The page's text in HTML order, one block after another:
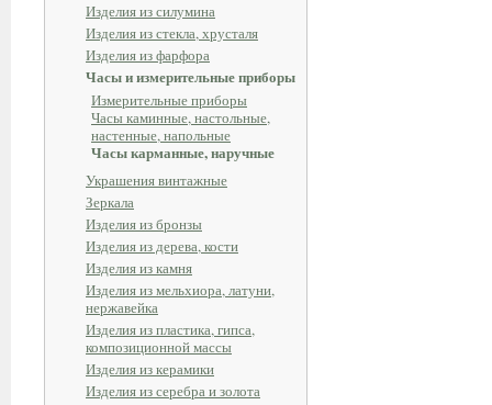
Изделия из силумина
Изделия из стекла, хрусталя
Изделия из фарфора
Часы и измерительные приборы
Измерительные приборы
Часы каминные, настольные,
настенные, напольные
Часы карманные, наручные
Украшения винтажные
Зеркала
Изделия из бронзы
Изделия из дерева, кости
Изделия из камня
Изделия из мельхиора, латуни,
нержавейка
Изделия из пластика, гипса,
композиционной массы
Изделия из керамики
Изделия из серебра и золота